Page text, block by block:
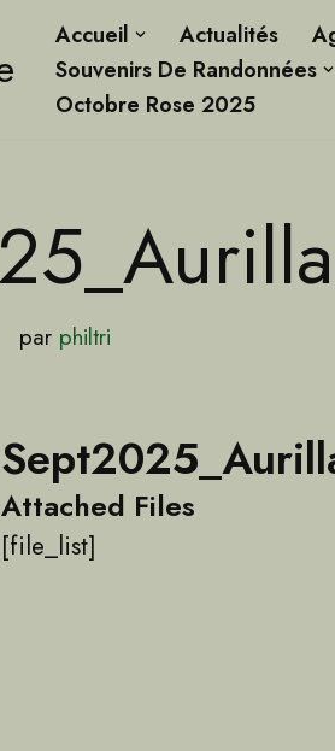
Accueil Actualités
Souvenirs De Randonnées
Octobre Rose 2025
par philtri
Attached Files
[file_list]